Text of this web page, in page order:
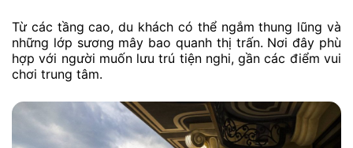
Từ các tầng cao, du khách có thể ngắm thung lũng và
những lớp sương mây bao quanh thị trấn. Nơi đây phù
hợp với người muốn lưu trú tiện nghi, gần các điểm vui
chơi trung tâm.